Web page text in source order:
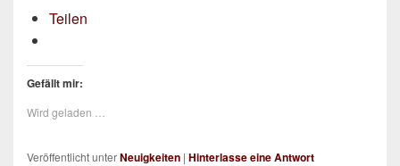
Teilen
Gefällt mir:
Wird geladen …
Veröffentlicht unterNeuigkeiten | Hinterlasse eine Antwort